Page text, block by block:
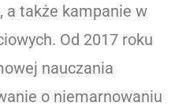
a także kampanie w
Od 2017 roku
nauczania
o niemarnowaniu